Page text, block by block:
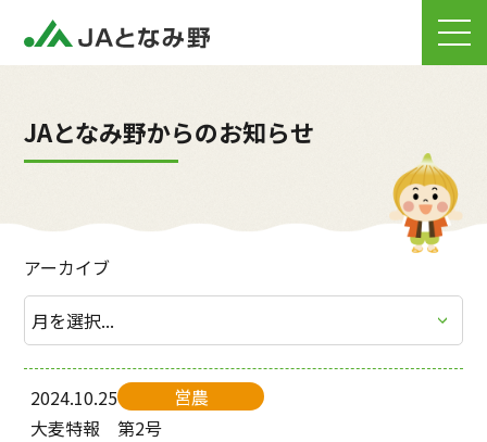
JAとなみ野からのお知らせ
アーカイブ
2024.10.25
営農
大麦特報 第2号